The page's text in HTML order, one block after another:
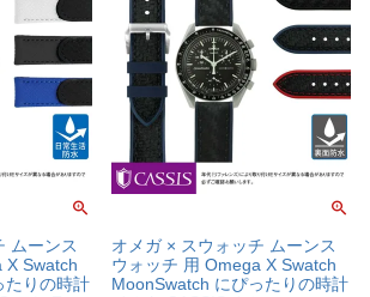
ムーンス
X Swatch
たりの時計
オメガ × スウォッチ ムーンス
ウォッチ 用 Omega X Swatch
MoonSwatch にぴったりの時計